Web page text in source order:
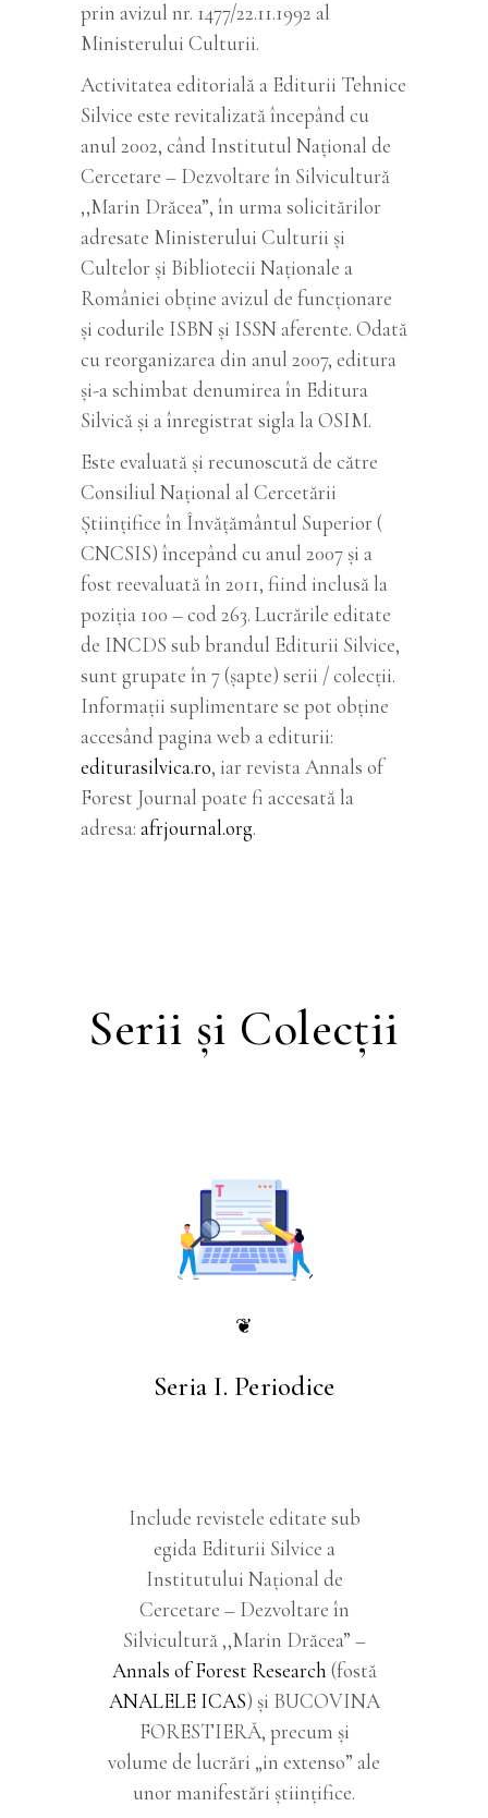
prin avizul nr. 1477/22.11.1992 al
Ministerului Culturii.
Activitatea editorială a Editurii Tehnice
Silvice este revitalizată începând cu
anul 2002, când Institutul Național de
Cercetare – Dezvoltare în Silvicultură
,,Marin Drăcea”, în urma solicitărilor
adresate Ministerului Culturii şi
Cultelor şi Bibliotecii Naţionale a
României obţine avizul de funcţionare
şi codurile ISBN şi ISSN aferente. Odată
cu reorganizarea din anul 2007, editura
şi-a schimbat denumirea în Editura
Silvică și a înregistrat sigla la OSIM.
Este evaluată și recunoscută de către
Consiliul Naţional al Cercetării
Ştiinţifice în Învăţământul Superior (
CNCSIS) începând cu anul 2007 și a
fost reevaluată în 2011, fiind inclusă la
poziția 100 – cod 263. Lucrările editate
de INCDS sub brandul Editurii Silvice,
sunt grupate în 7 (șapte) serii / colecţii.
Informații suplimentare se pot obține
accesând pagina web a editurii:
editurasilvica.ro, iar revista Annals of
Forest Journal poate fi accesată la
adresa: afrjournal.org.
Serii și Colecții
❦
Seria I. Periodice
Include revistele editate sub
egida Editurii Silvice a
Institutului Național de
Cercetare – Dezvoltare în
Silvicultură ,,Marin Drăcea” –
Annals of Forest Research (fostă
ANALELE ICAS) şi BUCOVINA
FORESTIERĂ, precum şi
volume de lucrări „in extenso” ale
unor manifestări ştiinţifice.